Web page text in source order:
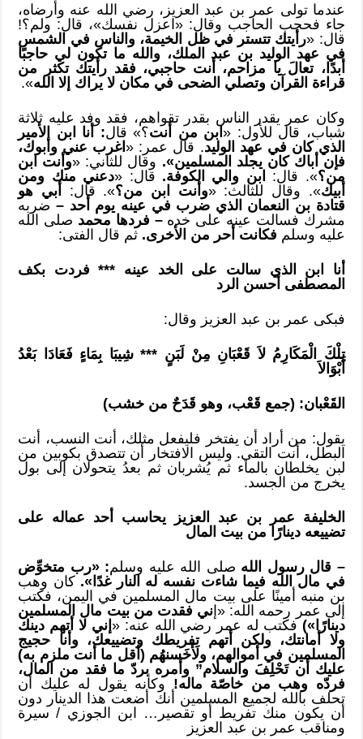
عندما تولى عمر بن عبد العزيز، رضي الله عنه وأرضاه،
جاء فحجب الحاجب وقال: «اعزل نفسك»، قال: ولم؟!
قال: «رأيتك تتستر في ظل الخيمة، والناس في الشمس
في عهد الوليد بن عبد الملك، والله ما تكون لي حاجبًا
أبدًا، تعالَ يا مزاحم، أنت حاجبي، فقد رأيتك تكثر من
قراءة القرآن وتصلي الضحى في مكان لا يراك إلا الله».
وكان عمر يقدر الناس بقدر تقواهم، فقد وفد عليه ثلاثة
شباب، قال للأول: «ابن من أنت؟» قال: أنا ابن الأمير
الذي كان في عهد الوليد. قال عمر: «اغرب عني وأبوك،
فإن أباك كان يجلد المسلمين». وقال للثاني: «وأنت ابن
من؟». قال: ابن والي الكوفة. قال: «دعني منك ومن
أبيك». وقال للثالث: «وأنت ابن من؟». قال: أبي هو
قتادة بن النعمان الذي ضرب في عينه يوم أحد – ضربه
مشرك فسالت عينه على خده – فردها محمد صلى الله
عليه وسلم فكانت أحر من الأخرى.ثم قال الفتى:
أنا ابن الذي سالت على الخد عينه *** فردت بكف
المصطفى أحسن الرد
فبكى عمر بن عبد العزيز وقال:
تِلْكَ الْمَكَارِمُ لاَ قَعْبَانِ مِنْ لَبَنٍ *** شِيبَا بِمَاءٍ فَعَادَا بَعْدُ
أَبْوَالاَ
القَعْبان: (جمع قَعْب، وهو قَدَحٌ من خشب)
يقول: من أراد أن يفتخر فليفعل مثلك، أنت النسب، أنت
البطل، أنت التقي. وليس الافتخار أن تتصدق بكوبين من
لبن يخلطان بالماء ثم يُشربان ثم بعدُ يتحولان إلى بول
يخرج من الجسد.
الخليفة عمر بن عبد العزيز يحاسب أحد عماله على
تضييعه دينارًا من بيت المال
– قال رسول الله صلى الله عليه وسلم: «رب متخوِّض
في مال الله فيما شاءت نفسه له النار غدًا».كان وهب
بن منبه أمينًا على بيت مال المسلمين في اليمن، فكتب
إلى عمر رحمه الله: «إني فقدت من بيت مال المسلمين
دينارًا»)فكتب له عمر رضي الله عنه: « إني لا أتهم دينك
ولا أمانتك، ولكن أتهم تفريطك وتضييعك، وأنا حجيج
المسلمين في أموالهم، ولَأَخَسنهُم (أقل ما أنت ملزم به)
عليك أن تَحْلِفَ والسلام” وأمره بردّ ما فقد من المال،
فردّه وهب من خاصّة ماله! وكأنه يقول له عليك أن
تحلف بالله لجميع المسلمين أنك أضعت هذا الدينار دون
أن يكون منك تفريط أو تقصير… ابن الجوزي / سيرة
ومناقب عمر بن عبد العزيز